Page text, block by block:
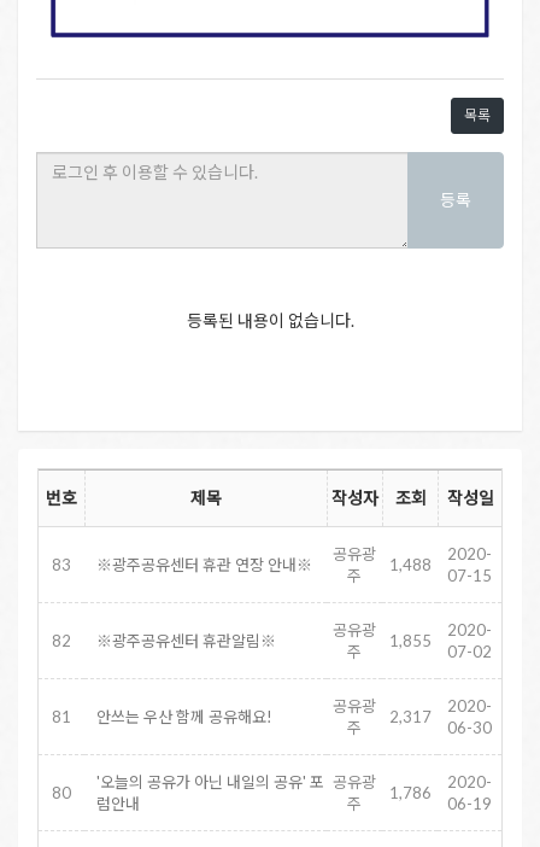
목록
등록
등록된 내용이 없습니다.
번호 제목 작성자 조회 작성일
83 ※광주공유센터 휴관 연장 안내※
공유광
주
1,488
2020-
07-15
82 ※광주공유센터 휴관알림※
공유광
주
1,855
2020-
07-02
81 안쓰는 우산 함께 공유해요!
공유광
주
2,317
2020-
06-30
80
'오늘의 공유가 아닌 내일의 공유' 포
럼안내
공유광
주
1,786
2020-
06-19